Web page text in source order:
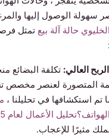
سهولة الوصول إليها
حالة آلة بيع تمثل
العالي: تكلفة البضائع
المتصورة لعنصر مخصص
تم استكشافها في تحليلنا ،
الأعمال لعام 2025
مثيرًا للإعجاب.